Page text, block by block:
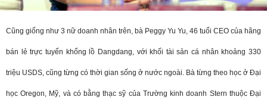
Cũng giống như 3 nữ doanh nhân trên, bà Peggy Yu Yu, 46 tuổi CEO của hãng
bán lẻ trực tuyến khổng lồ Dangdang, với khối tài sản cá nhân khoảng 330
triệu USDS, cũng từng có thời gian sống ở nước ngoài. Bà từng theo học ở Đại
học Oregon, Mỹ, và có bằng thạc sỹ của Trường kinh doanh Stern thuộc Đại